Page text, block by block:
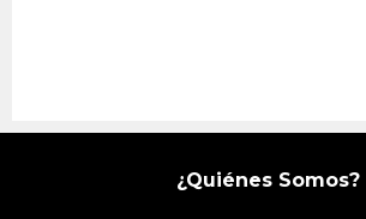
¿Quiénes Somos?